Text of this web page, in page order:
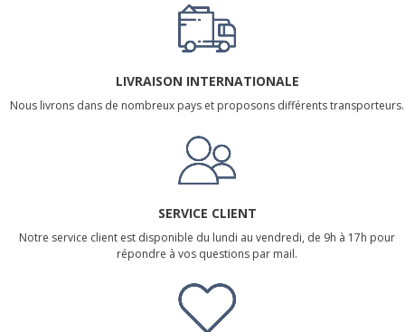
LIVRAISON INTERNATIONALE
Nous livrons dans de nombreux pays et proposons différents transporteurs.
SERVICE CLIENT
Notre service client est disponible du lundi au vendredi, de 9h à 17h pour
répondre à vos questions par mail.